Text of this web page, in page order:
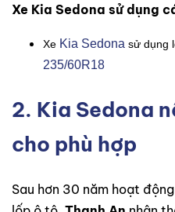
Xe Kia Sedona sử dụng
Xe Kia Sedona sử dụng
235/60R18
2. Kia Sedona
cho phù hợp
Sau hơn 30 năm hoạt